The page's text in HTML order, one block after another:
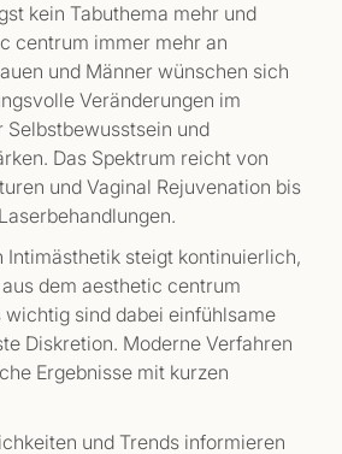
kein Tabuthema mehr und
centrum immer mehr an
und Männer wünschen sich
Veränderungen im
Selbstbewusstsein und
Das Spektrum reicht von
und Vaginal Rejuvenation bis
Intimästhetik steigt kontinuierlich,
dem aesthetic centrum
wichtig sind dabei einfühlsame
Diskretion. Moderne Verfahren
Ergebnisse mit kurzen
und Trends informieren